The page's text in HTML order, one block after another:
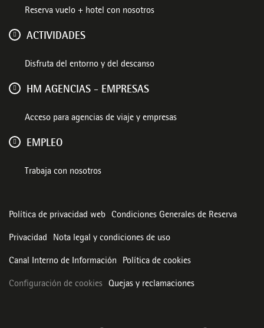
Reserva vuelo + hotel con nosotros
ACTIVIDADES
Disfruta del entorno y del descanso
HM AGENCIAS - EMPRESAS
Acceso para agencias de viaje y empresas
EMPLEO
Trabaja con nosotros
Política de privacidad web Condiciones Generales de Reserva
Privacidad Nota legal y condiciones de uso
Canal Interno de Información Política de cookies
Configuración de cookies Quejas y reclamaciones